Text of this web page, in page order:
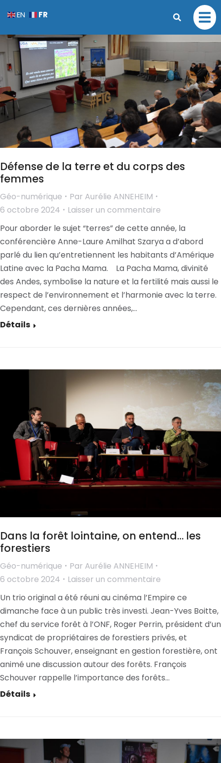
Défense de la terre et du corps des
femmes
Géo-numérique Par Aurélie ANNEHEIM
6 octobre 2024
Laisser un commentaire
Pour aborder le sujet “terres” de cette année, la
conférencière Anne-Laure Amilhat Szarya a d’abord
parlé du lien qu’entretiennent les habitants d’Amérique
Latine avec la Pacha Mama. La Pacha Mama, divinité
des Andes, symbolise la nature et la fertilité mais aussi le
respect de l’environnement et l’harmonie avec la terre.
Cependant, ces dernières années,…
Détails
Dans la forêt lointaine, on entend… les
forestiers
Géo-numérique Par Aurélie ANNEHEIM
6 octobre 2024
Laisser un commentaire
Un trio original a été réuni au cinéma l’Empire ce
dimanche face à un public très investi. Jean-Yves Boitte,
chef du service forêt à l’ONF, Roger Perrin, président d’un
syndicat de propriétaires de forestiers privés, et
François Schouver, enseignant en gestion forestière, ont
animé une discussion autour des forêts. François
Schouver rappelle l’importance des forêts…
Détails
EN FR